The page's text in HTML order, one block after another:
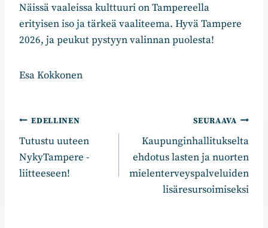
Näissä vaaleissa kulttuuri on Tampereella
erityisen iso ja tärkeä vaaliteema. Hyvä Tampere
2026, ja peukut pystyyn valinnan puolesta!
Esa Kokkonen
Artikkelien
selaus
EDELLINEN
Tutustu uuteen
NykyTampere -
liitteeseen!
SEURAAVA
Kaupunginhallitukselta
ehdotus lasten ja nuorten
mielenterveyspalveluiden
lisäresursoimiseksi